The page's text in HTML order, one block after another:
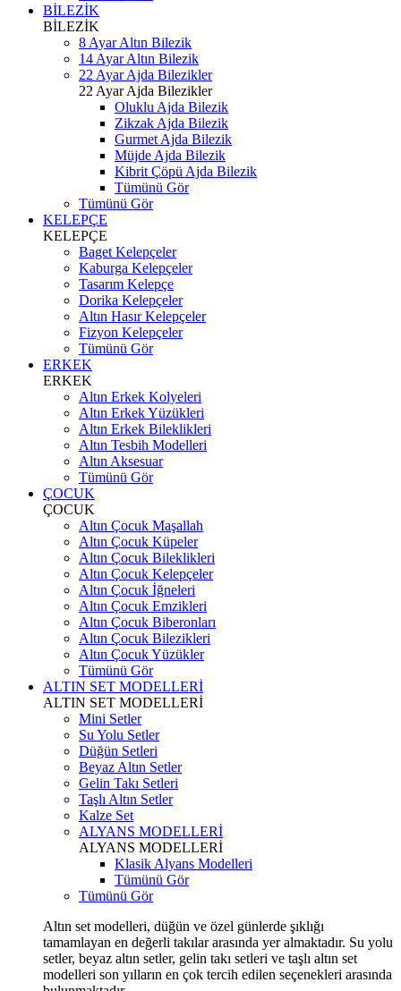
BİLEZİK
BİLEZİK
8 Ayar Altın Bilezik
14 Ayar Altın Bilezik
22 Ayar Ajda Bilezikler
22 Ayar Ajda Bilezikler
Oluklu Ajda Bilezik
Zikzak Ajda Bilezik
Gurmet Ajda Bilezik
Müjde Ajda Bilezik
Kibrit Çöpü Ajda Bilezik
Tümünü Gör
Tümünü Gör
KELEPÇE
KELEPÇE
Baget Kelepçeler
Kaburga Kelepçeler
Tasarım Kelepçe
Dorika Kelepçeler
Altın Hasır Kelepçeler
Fizyon Kelepçeler
Tümünü Gör
ERKEK
ERKEK
Altın Erkek Kolyeleri
Altın Erkek Yüzükleri
Altın Erkek Bileklikleri
Altın Tesbih Modelleri
Altın Aksesuar
Tümünü Gör
ÇOCUK
ÇOCUK
Altın Çocuk Maşallah
Altın Çocuk Küpeler
Altın Çocuk Bileklikleri
Altın Çocuk Kelepçeler
Altın Çocuk İğneleri
Altın Çocuk Emzikleri
Altın Çocuk Biberonları
Altın Çocuk Bilezikleri
Altın Çocuk Yüzükler
Tümünü Gör
ALTIN SET MODELLERİ
ALTIN SET MODELLERİ
Mini Setler
Su Yolu Setler
Düğün Setleri
Beyaz Altın Setler
Gelin Takı Setleri
Taşlı Altın Setler
Kalze Set
ALYANS MODELLERİ
ALYANS MODELLERİ
Klasik Alyans Modelleri
Tümünü Gör
Tümünü Gör
Altın set modelleri, düğün ve özel günlerde şıklığı
tamamlayan en değerli takılar arasında yer almaktadır. Su yolu
setler, beyaz altın setler, gelin takı setleri ve taşlı altın set
modelleri son yılların en çok tercih edilen seçenekleri arasında